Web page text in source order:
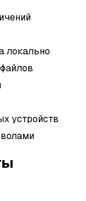
локально
устройств